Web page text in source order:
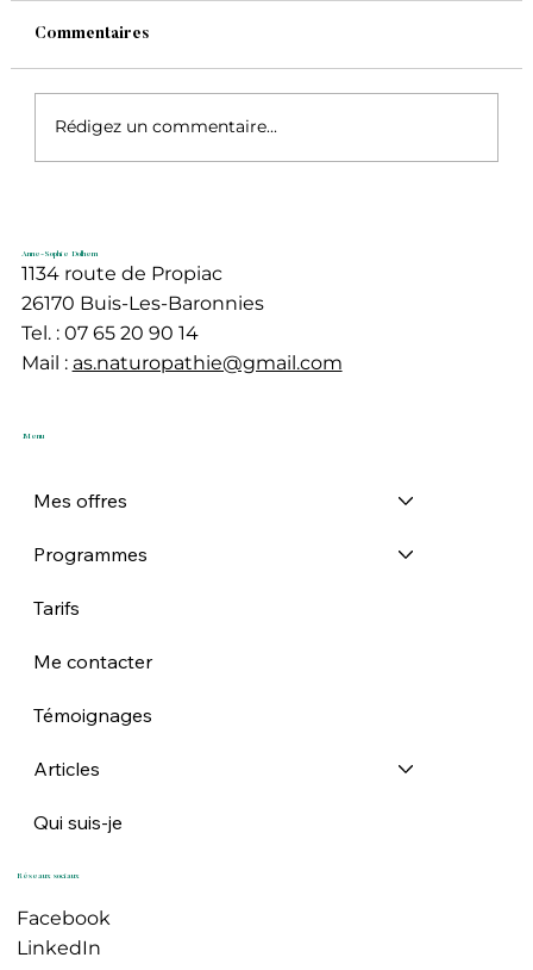
Commentaires
Rédigez un commentaire...
Anne-Sophie Dolhem
1134 route de Propiac
26170 Buis-Les-Baronnies
Tel. : 07 65 20 90 14
Mail : as.naturopathie@gmail.com
Menu
Mes offres
Programmes
Tarifs
Me contacter
Témoignages
Articles
Qui suis-je
Réseaux sociaux
Facebook
LinkedIn